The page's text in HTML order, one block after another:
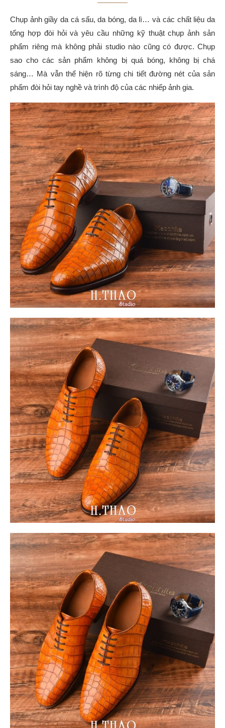
Chụp ảnh giầy da cá sấu, da bóng, da lì… và các chất liệu da
tổng hợp đòi hỏi và yêu cầu những kỹ thuật chụp ảnh sản
phẩm riêng mà không phải studio nào cũng có được. Chụp
sao cho các sản phẩm không bị quá bóng, không bị chá
sáng… Mà vẫn thể hiện rõ từng chi tiết đường nét của sản
phẩm đòi hỏi tay nghề và trình độ của các nhiếp ảnh gia.